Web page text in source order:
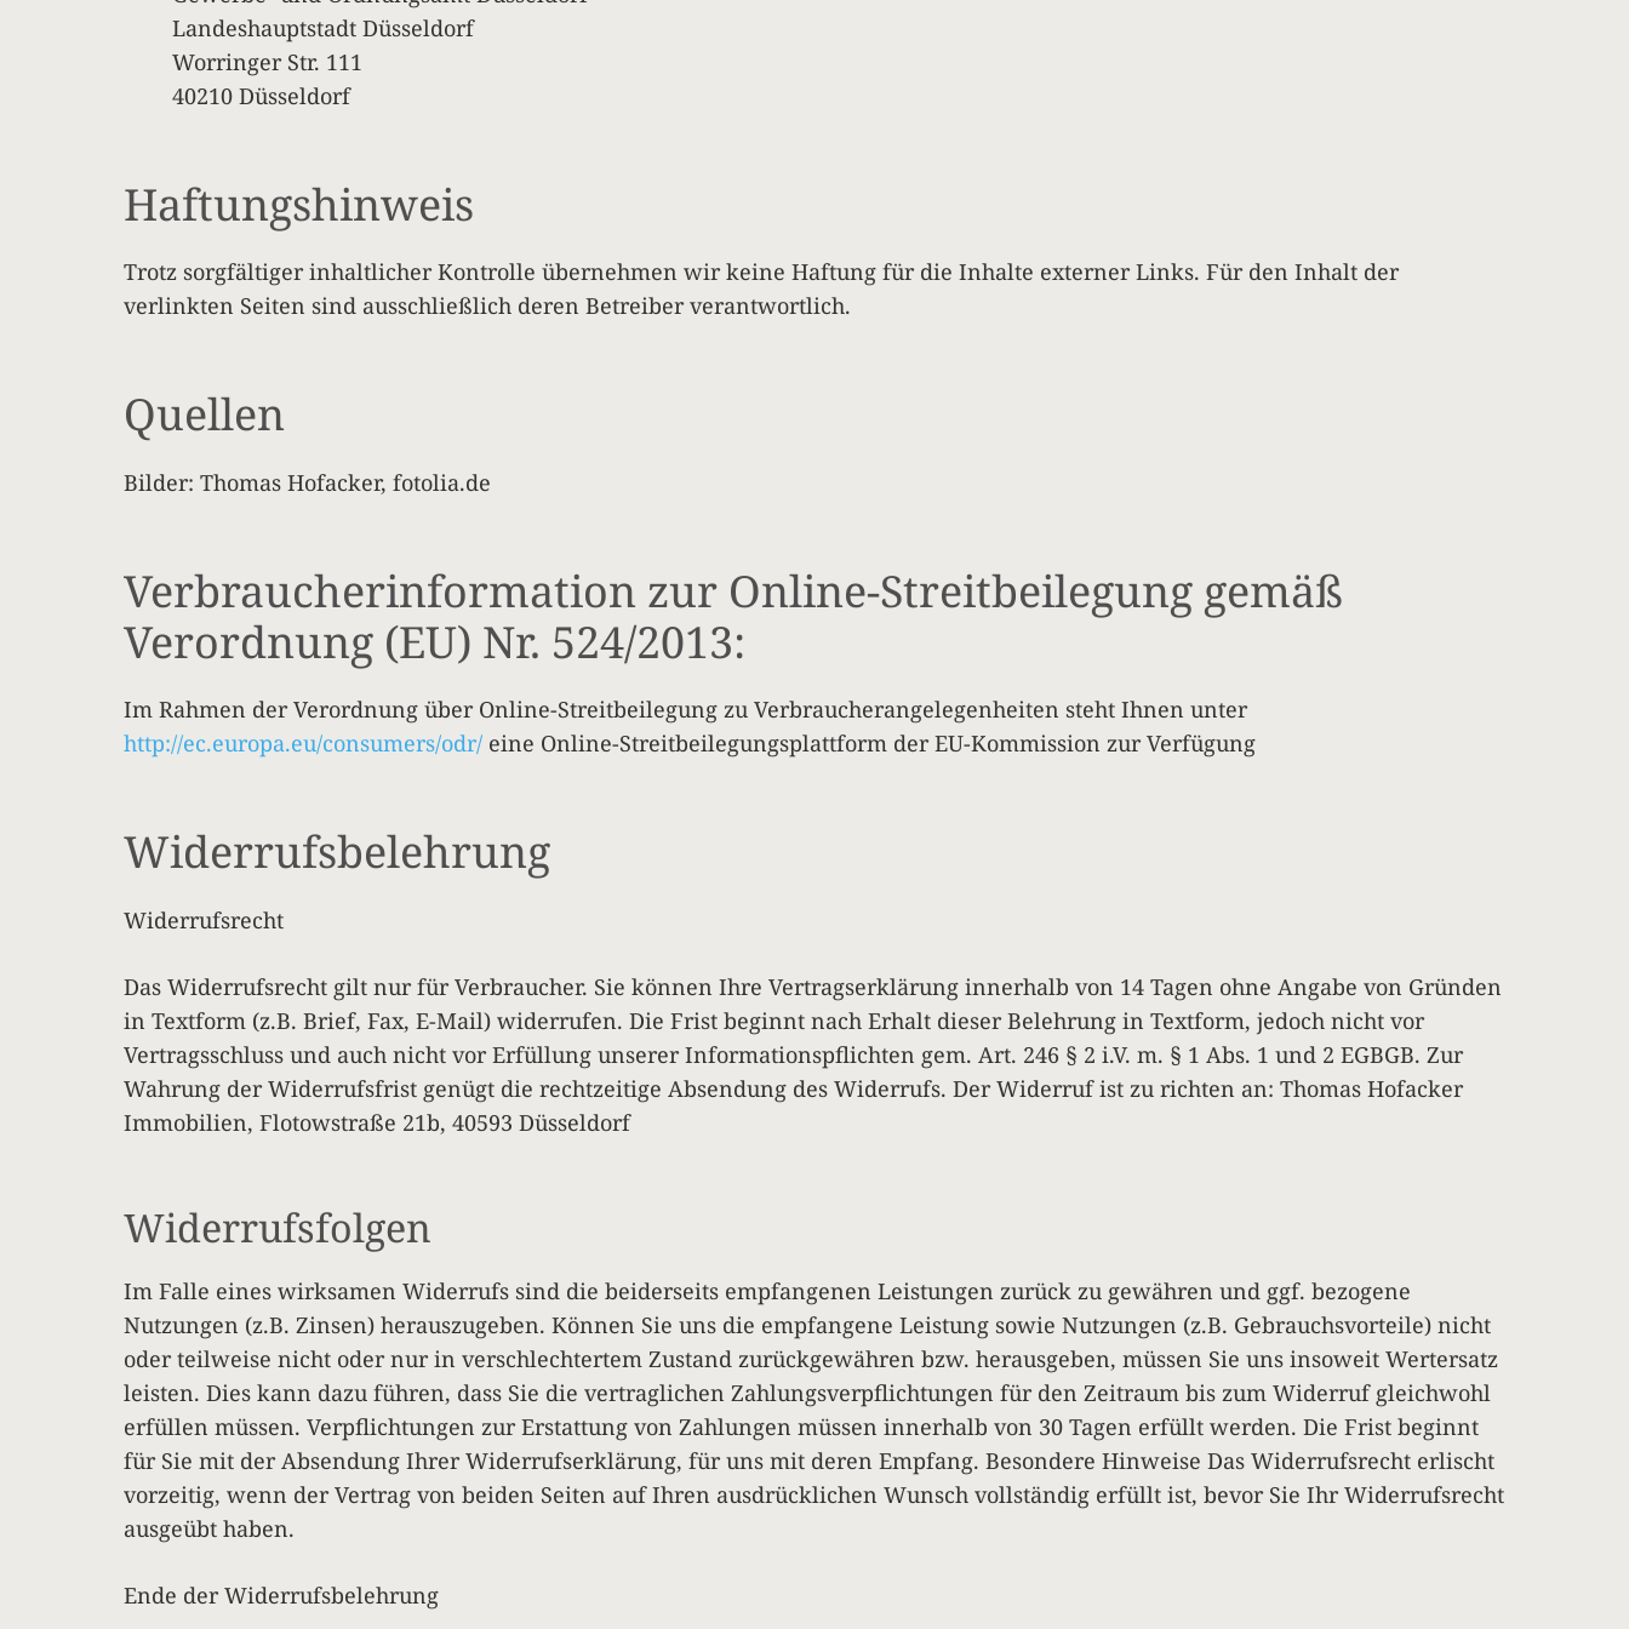
Landeshauptstadt Düsseldorf
Worringer Str. 111
40210 Düsseldorf
Haftungshinweis
Trotz sorgfältiger inhaltlicher Kontrolle übernehmen wir keine Haftung für die Inhalte externer Links. Für den Inhalt der
verlinkten Seiten sind ausschließlich deren Betreiber verantwortlich.
Quellen
Bilder: Thomas Hofacker, fotolia.de
Verbraucherinformation zur Online-Streitbeilegung gemäß
Verordnung (EU) Nr. 524/2013:
Im Rahmen der Verordnung über Online-Streitbeilegung zu Verbraucherangelegenheiten steht Ihnen unter
http://ec.europa.eu/consumers/odr/ eine Online-Streitbeilegungsplattform der EU-Kommission zur Verfügung
Widerrufsbelehrung
Widerrufsrecht
Das Widerrufsrecht gilt nur für Verbraucher. Sie können Ihre Vertragserklärung innerhalb von 14 Tagen ohne Angabe von Gründen
in Textform (z.B. Brief, Fax, E-Mail) widerrufen. Die Frist beginnt nach Erhalt dieser Belehrung in Textform, jedoch nicht vor
Vertragsschluss und auch nicht vor Erfüllung unserer Informationspflichten gem. Art. 246 § 2 i.V. m. § 1 Abs. 1 und 2 EGBGB. Zur
Wahrung der Widerrufsfrist genügt die rechtzeitige Absendung des Widerrufs. Der Widerruf ist zu richten an: Thomas Hofacker
Immobilien, Flotowstraße 21b, 40593 Düsseldorf
Widerrufsfolgen
Im Falle eines wirksamen Widerrufs sind die beiderseits empfangenen Leistungen zurück zu gewähren und ggf. bezogene
Nutzungen (z.B. Zinsen) herauszugeben. Können Sie uns die empfangene Leistung sowie Nutzungen (z.B. Gebrauchsvorteile) nicht
oder teilweise nicht oder nur in verschlechtertem Zustand zurückgewähren bzw. herausgeben, müssen Sie uns insoweit Wertersatz
leisten. Dies kann dazu führen, dass Sie die vertraglichen Zahlungsverpflichtungen für den Zeitraum bis zum Widerruf gleichwohl
erfüllen müssen. Verpflichtungen zur Erstattung von Zahlungen müssen innerhalb von 30 Tagen erfüllt werden. Die Frist beginnt
für Sie mit der Absendung Ihrer Widerrufserklärung, für uns mit deren Empfang. Besondere Hinweise Das Widerrufsrecht erlischt
vorzeitig, wenn der Vertrag von beiden Seiten auf Ihren ausdrücklichen Wunsch vollständig erfüllt ist, bevor Sie Ihr Widerrufsrecht
ausgeübt haben.
Ende der Widerrufsbelehrung